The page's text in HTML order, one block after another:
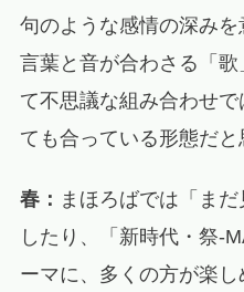
句のような感情の深みを
言葉と音が合わさる「
て不思議な組み合わせ
ても合っている形態だと
春： まほろばでは「ま
したり、「新時代・祭
ーマに、多くの方が楽